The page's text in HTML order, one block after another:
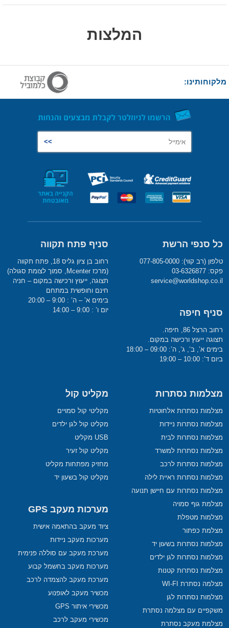
המלצות
מלקוחותינו:
כל סנפי הרשת
טלפון (רב קווי): 077-805-0000
פקס: 03-6326877
service@worldshop.co.il
סניף חיפה
רחוב הרצל 86, חיפה.
תצוגה ייעוץ ורכישה במקום.
בימים א’, ב’, ג’, ה’: 09:00 – 18:00
ביום ד’: 10:00 – 19:00
סניף פתח תקווה
רחוב בן ציון גליס 18, פתח תקווה
(מרכז Mcenter, סמוך לצומת סגולה)
תצוגה, ייעוץ ורכישה במקום – חניה
חינם וחופשית במתחם
בימים א’ – ה’ : 9:00 – 20:00
יום ו’ : 9:00 – 14:00
מצלמות נסתרות
מצלמות נסתרות אלחוטיות
מצלמות נסתרות ניידות
מצלמות נסתרות לבית
מצלמות נסתרות למשרד
מצלמות נסתרות לרכב
מצלמות נסתרות ראיית לילה
מצלמות נסתרות עם חיישן תנועה
מצלמת גוף סמויה
מצלמות מטפלת
מצלמת כפתור
מצלמות נסתרות בשעון יד
מצלמות נסתרות לגן ילדים
מצלמות נסתרות קטנות
מצלמה נסתרת WI-FI
מצלמות נסתרות לגן
משקפיים עם מצלמה נסתרת
מצלמת מעקב נסתרת
מקליט קול
מקליטי קול סמויים
מקליט קול לגן ילדים
USB מקליט
מקליט קול זעיר
מחזיק מפתחות מקליט
מקליט קול בשעון יד
מערכות מעקב GPS
ציוד מעקב בהתאמה אישית
מערכות מעקב ניידות
מערכת מעקב עם סוללה פנימית
מערכות מעקב בחשמל קבוע
מערכת מעקב להצמדה לרכב
מכשיר מעקב לאופנוע
מכשירי איתור GPS
מכשירי מעקב לרכב